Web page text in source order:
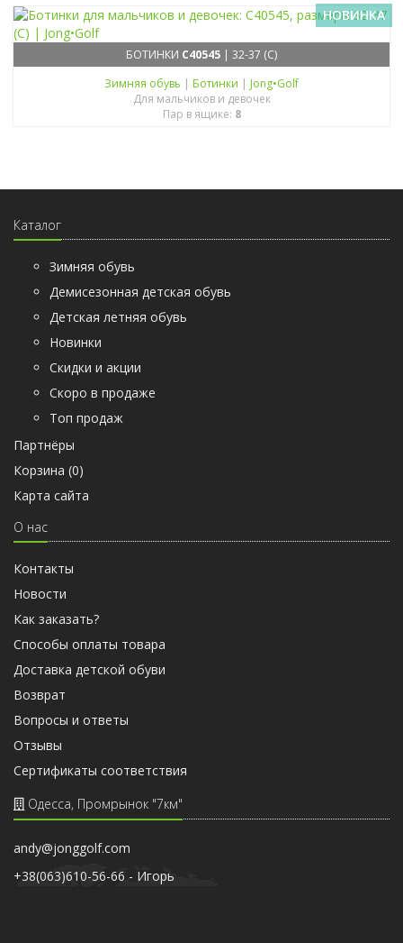
НОВИНКА
БОТИНКИ C40545 | 32-37 (C)
Зимняя обувь | Ботинки | Jong•Golf
Для мальчиков и девочек
Пар в ящике: 8
Каталог
Зимняя обувь
Демисезонная детская обувь
Детская летняя обувь
Новинки
Скидки и акции
Скоро в продаже
Топ продаж
Партнёры
Корзина (0)
Карта сайта
О нас
Контакты
Новости
Как заказать?
Способы оплаты товара
Доставка детской обуви
Возврат
Вопросы и ответы
Отзывы
Cертификаты соответствия
Одесса, Промрынок "7км"
andy@jonggolf.com
+38(063)610-56-66 - Игорь